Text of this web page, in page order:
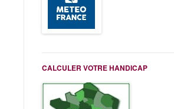
CALCULER VOTRE HANDICAP